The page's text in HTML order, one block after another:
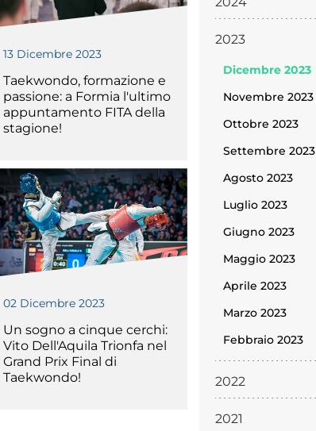
WT
Antidoping
Certificati e Assicurazione
13 Dicembre 2023
Taekwondo, formazione e
passione: a Formia l'ultimo
appuntamento FITA della
stagione!
02 Dicembre 2023
Un sogno a cinque cerchi:
Vito Dell'Aquila Trionfa nel
Grand Prix Final di
Taekwondo!
2023
Dicembre 2023
Novembre 2023
Ottobre 2023
Settembre 2023
Agosto 2023
Luglio 2023
Giugno 2023
Maggio 2023
Aprile 2023
Marzo 2023
Febbraio 2023
2022
2021